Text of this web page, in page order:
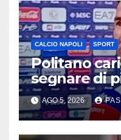
CALCIO NAPOLI SPORT
Politano
segnare di
AGO 5, 2026